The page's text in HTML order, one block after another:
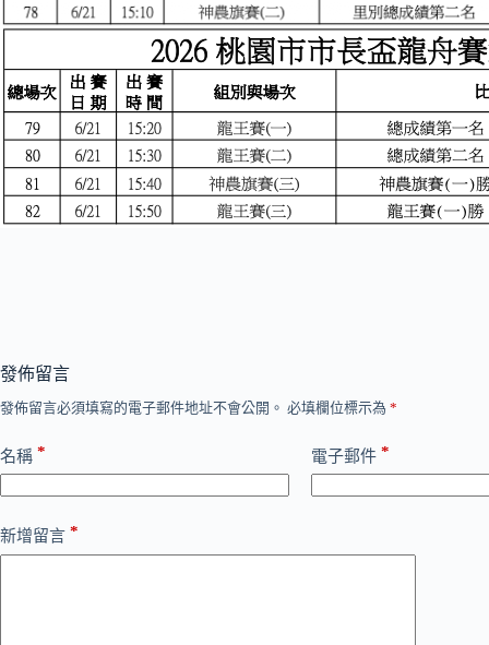
發佈留言
發佈留言必須填寫的電子郵件地址不會公開。 必填欄位標示為 *
名稱 * 電子郵件 *
新增留言 *